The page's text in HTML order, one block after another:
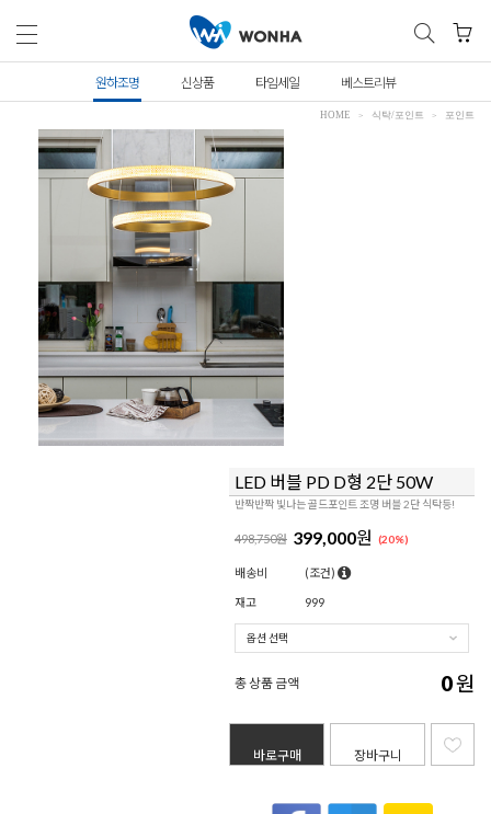
원하조명 신상품 타임세일 베스트리뷰
HOME 식탁/포인트 포인트
LED 버블 PD D형 2단 50W
반짝반짝 빛나는 골드포인트 조명 버블 2단 식탁등!
498,750원 399,000원 (20%)
배송비 (조건)
재고 999
총 상품 금액 0원
바로구매 장바구니